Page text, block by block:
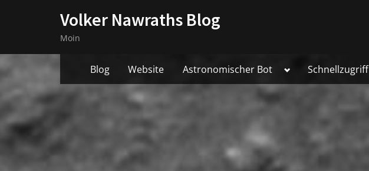
Volker Nawraths Blog
Moin
Blog Website Astronomischer Bot Toggle
menu
Schnellzugriff